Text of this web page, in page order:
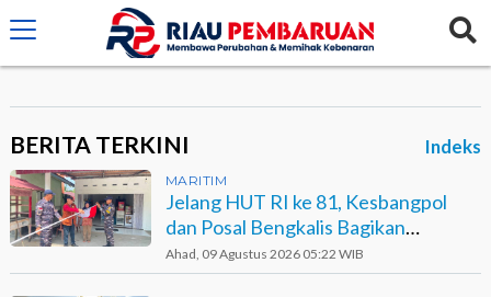
crossorigin="anonymous">
BERITA TERKINI Indeks
MARITIM
Jelang HUT RI ke 81, Kesbangpol
dan Posal Bengkalis Bagikan
Bendera ke Warga Pesisir
Ahad, 09 Agustus 2026 05:22 WIB